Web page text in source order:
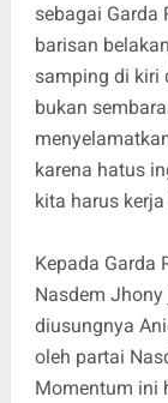
sebagai Garda
barisan
samping di kiri
bukan
karena hatus
kita harus
Kepada Garda
Nasdem
diusungnya
oleh partai
Momentum ini